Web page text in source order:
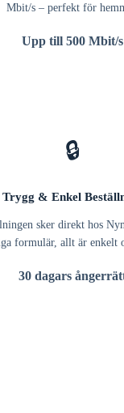
Mbit/s – perfekt för
Upp till 500 Mbit/s
🔒
Trygg & Enkel
sker direkt hos
formulär, allt är enkelt
30 dagars